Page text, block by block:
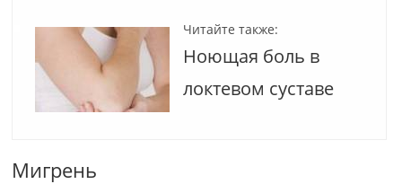
Читайте также:
Ноющая боль в
локтевом суставе
Мигрень